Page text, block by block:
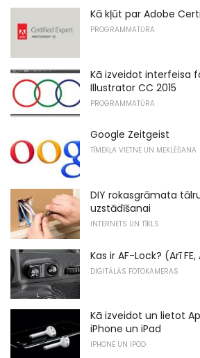
Kā kļūt par Adobe
PROGRAMMATŪRA
Kā izveidot interfeisa
Illustrator CC 2015
PROGRAMMATŪRA
Google Zeitgeist
TĪMEKĻA VIETNE UN MEKLĒŠANA
DIY rokasgrāmata
uzstādīšanai
INTERNETS UN TĪKLS
Kas ir AF-Lock? (Arī FE,
DIGITĀLĀS FOTOKAMERAS
Kā izveidot un lietot
iPhone un iPad
IPHONE UN IPOD